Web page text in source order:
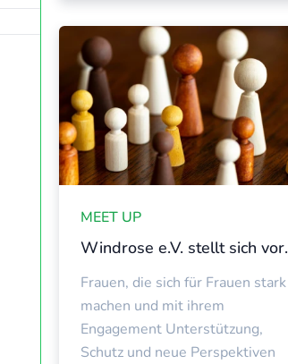
MEET UP
Windrose e.V. stellt sich vor.
Frauen, die sich für Frauen stark
machen und mit ihrem
Engagement Unterstützung,
Schutz und neue Perspektiven